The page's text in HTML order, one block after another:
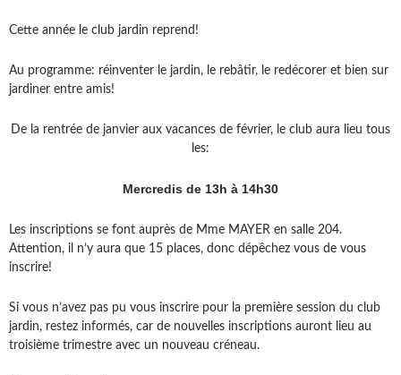
Cette année le club jardin reprend!
Au programme: réinventer le jardin, le rebâtir, le redécorer et bien sur
jardiner entre amis!
De la rentrée de janvier aux vacances de février, le club aura lieu tous
les:
Mercredis de 13h à 14h30
Les inscriptions se font auprès de Mme MAYER en salle 204.
Attention, il n’y aura que 15 places, donc dépêchez vous de vous
inscrire!
Si vous n’avez pas pu vous inscrire pour la première session du club
jardin, restez informés, car de nouvelles inscriptions auront lieu au
troisième trimestre avec un nouveau créneau.